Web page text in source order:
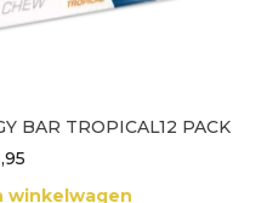
BAR TROPICAL12 PACK
winkelwagen